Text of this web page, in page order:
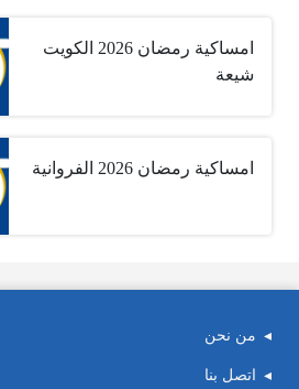
امساكية رمضان 2026 الكويت
شيعة
امساكية رمضان 2026 الفروانية
من نحن
اتصل بنا